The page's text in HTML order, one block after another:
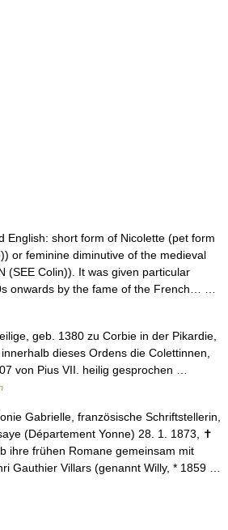
English: short form of Nicolette (pet form
or feminine diminutive of the medieval
(SEE Colin)). It was given particular
onwards by the fame of the French… …
geb. 1380 zu Corbie in der Pikardie,
dieses Ordens die Colettinnen,
von Pius VII. heilig gesprochen …
Gabrielle, französische Schriftstellerin,
(Département Yonne) 28. 1. 1873, ✝
ihre frühen Romane gemeinsam mit
Gauthier Villars (genannt Willy, * 1859 …